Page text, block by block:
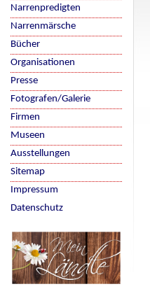
Narrenpredigten
Narrenmärsche
Bücher
Organisationen
Presse
Fotografen/Galerie
Firmen
Museen
Ausstellungen
Sitemap
Impressum
Datenschutz